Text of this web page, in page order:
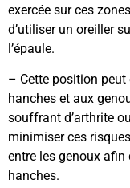
exercée sur ces
d’utiliser un oreiller
l’épaule.
– Cette position
hanches et aux
souffrant d’arthrite
minimiser ces
entre les genoux
hanches.